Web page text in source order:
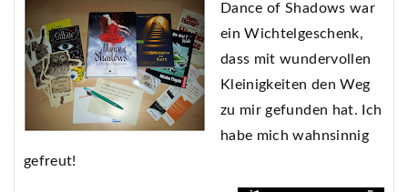
Dance of Shadows war
ein Wichtelgeschenk,
dass mit wundervollen
Kleinigkeiten den Weg
zu mir gefunden hat. Ich
habe mich wahnsinnig
gefreut!